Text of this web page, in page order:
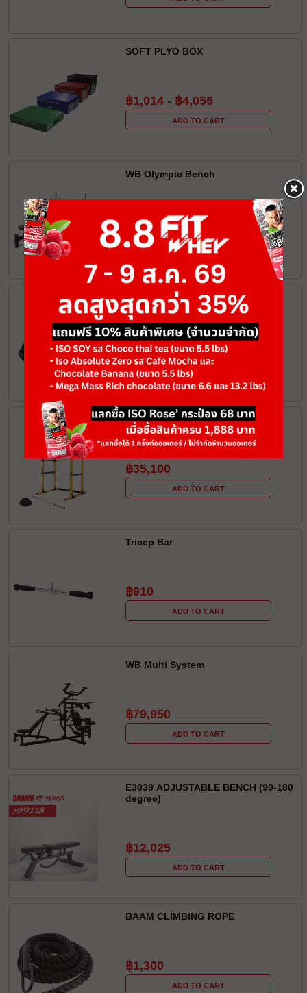
SOFT PLYO BOX
฿1,014 - ฿4,056
ADD TO CART
WB Olympic Bench
฿17,875
ADD TO CART
BAAM BATTLE ROPE
฿1,255
ADD TO CART
WB Power Rack
฿35,100
ADD TO CART
Tricep Bar
฿910
ADD TO CART
WB Multi System
฿79,950
ADD TO CART
E3039 ADJUSTABLE BENCH (90-180
degree)
฿12,025
ADD TO CART
BAAM CLIMBING ROPE
฿1,300
ADD TO CART